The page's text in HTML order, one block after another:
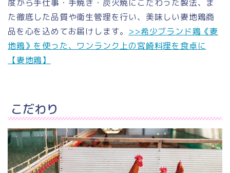
度から手仕事・手焼き・炭火焼にこだわった製法、ま
た徹底した品質や衛生管理を行い、美味しい妻地鶏商
品を心を込めてお届けします。 >>希少ブランド鶏《妻
地鶏》を使った、ワンランク上の宮崎料理を食卓に
【妻地鶏】
こだわり